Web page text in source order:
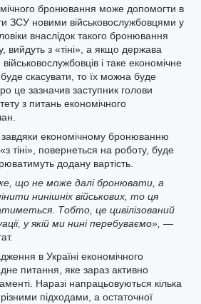
бронювання може допомогти в
ЗСУ новими військовослужбовцями у
внаслідок такого бронювання
вийдуть з «тіні», а якщо держава
і таке економічне
скасувати, то їх можна буде
це зазначив заступник голови
з питань економічного
економічному бронюванню
тіні», повернеться на роботу, буде
додану вартість.
що не може далі бронювати, а
нинішніх військових, то ця
Тобто, це цивілізований
у якій ми нині перебуваємо», —
в Україні економічного
питання, яке зараз активно
Наразі напрацьовуються кілька
підходами, а остаточної